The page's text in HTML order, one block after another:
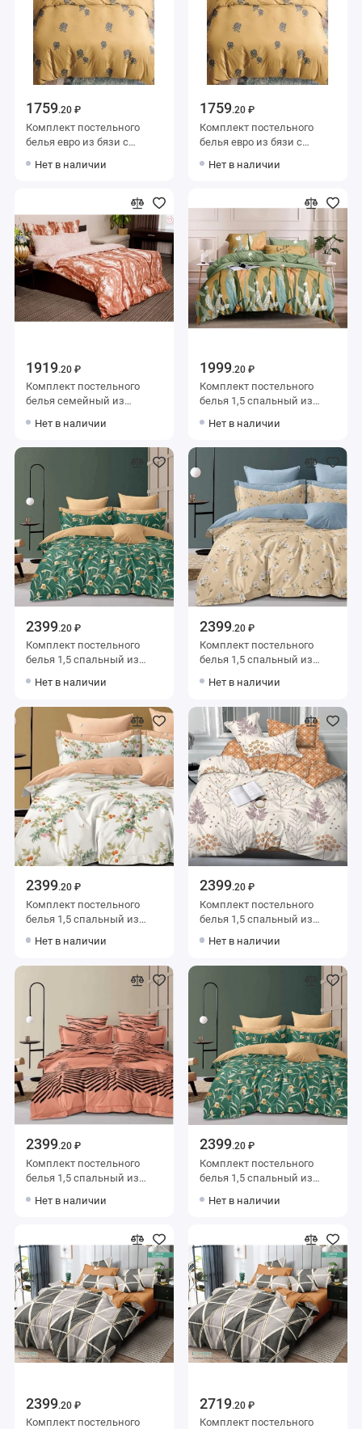
1759.20 ₽
Комплект постельного
белья евро из бязи с
Цветы Веселина
Нет в наличии
1759.20 ₽
Комплект постельного
белья евро из бязи с
Цветы Ночь Нежна
Нет в наличии
1919.20 ₽
Комплект постельного
белья семейный из
70х70 2 шт Абстракция
Ночь Нежна
Нет в наличии
1999.20 ₽
Комплект постельного
белья 1,5 спальный из
70х70 2 шт Рисунок Kuzina
Нет в наличии
2399.20 ₽
Комплект постельного
белья 1,5 спальный из
70х70 2 шт Цветы Kuzina
Нет в наличии
2399.20 ₽
Комплект постельного
белья 1,5 спальный из
70х70 2 шт Цветы Kuzina
Нет в наличии
2399.20 ₽
Комплект постельного
белья 1,5 спальный из
70х70 2 шт Цветы Kuzina
Нет в наличии
2399.20 ₽
Комплект постельного
белья 1,5 спальный из
70х70 2 шт Деревья Luxor
Нет в наличии
2399.20 ₽
Комплект постельного
белья 1,5 спальный из
70х70 2 шт Животный
Нет в наличии
2399.20 ₽
Комплект постельного
белья 1,5 спальный из
70х70 2 шт Цветы Luxor
Нет в наличии
2399.20 ₽
Комплект постельного
2719.20 ₽
Комплект постельного